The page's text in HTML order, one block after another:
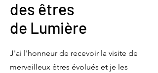
des êtres
de Lumière
J'ai l'honneur de recevoir la visite de
merveilleux êtres évolués et je les